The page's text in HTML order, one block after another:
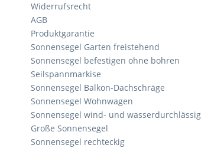
Widerrufsrecht
AGB
Produktgarantie
Sonnensegel Garten freistehend
Sonnensegel befestigen ohne bohren
Seilspannmarkise
Sonnensegel Balkon-Dachschräge
Sonnensegel Wohnwagen
Sonnensegel wind- und wasserdurchlässig
Große Sonnensegel
Sonnensegel rechteckig